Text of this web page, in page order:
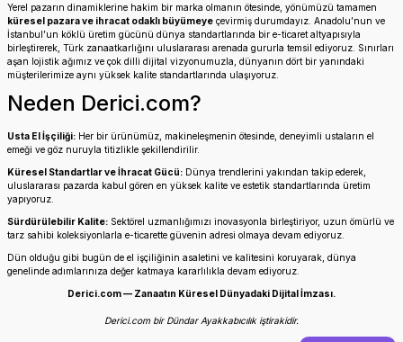
Yerel pazarın dinamiklerine hakim bir marka olmanın ötesinde, yönümüzü tamamen
küresel pazara ve ihracat odaklı büyümeye çevirmiş durumdayız. Anadolu’nun ve
İstanbul’un köklü üretim gücünü dünya standartlarında bir e-ticaret altyapısıyla
birleştirerek, Türk zanaatkarlığını uluslararası arenada gururla temsil ediyoruz. Sınırları
aşan lojistik ağımız ve çok dilli dijital vizyonumuzla, dünyanın dört bir yanındaki
müşterilerimize aynı yüksek kalite standartlarında ulaşıyoruz.
Neden Derici.com?
Usta El İşçiliği: Her bir ürünümüz, makineleşmenin ötesinde, deneyimli ustaların el
emeği ve göz nuruyla titizlikle şekillendirilir.
Küresel Standartlar ve İhracat Gücü: Dünya trendlerini yakından takip ederek,
uluslararası pazarda kabul gören en yüksek kalite ve estetik standartlarında üretim
yapıyoruz.
Sürdürülebilir Kalite: Sektörel uzmanlığımızı inovasyonla birleştiriyor, uzun ömürlü ve
tarz sahibi koleksiyonlarla e-ticarette güvenin adresi olmaya devam ediyoruz.
Dün olduğu gibi bugün de el işçiliğinin asaletini ve kalitesini koruyarak, dünya
genelinde adımlarınıza değer katmaya kararlılıkla devam ediyoruz.
Derici.com — Zanaatın Küresel Dünyadaki Dijital İmzası.
Derici.com bir Dündar Ayakkabıcılık iştirakidir.